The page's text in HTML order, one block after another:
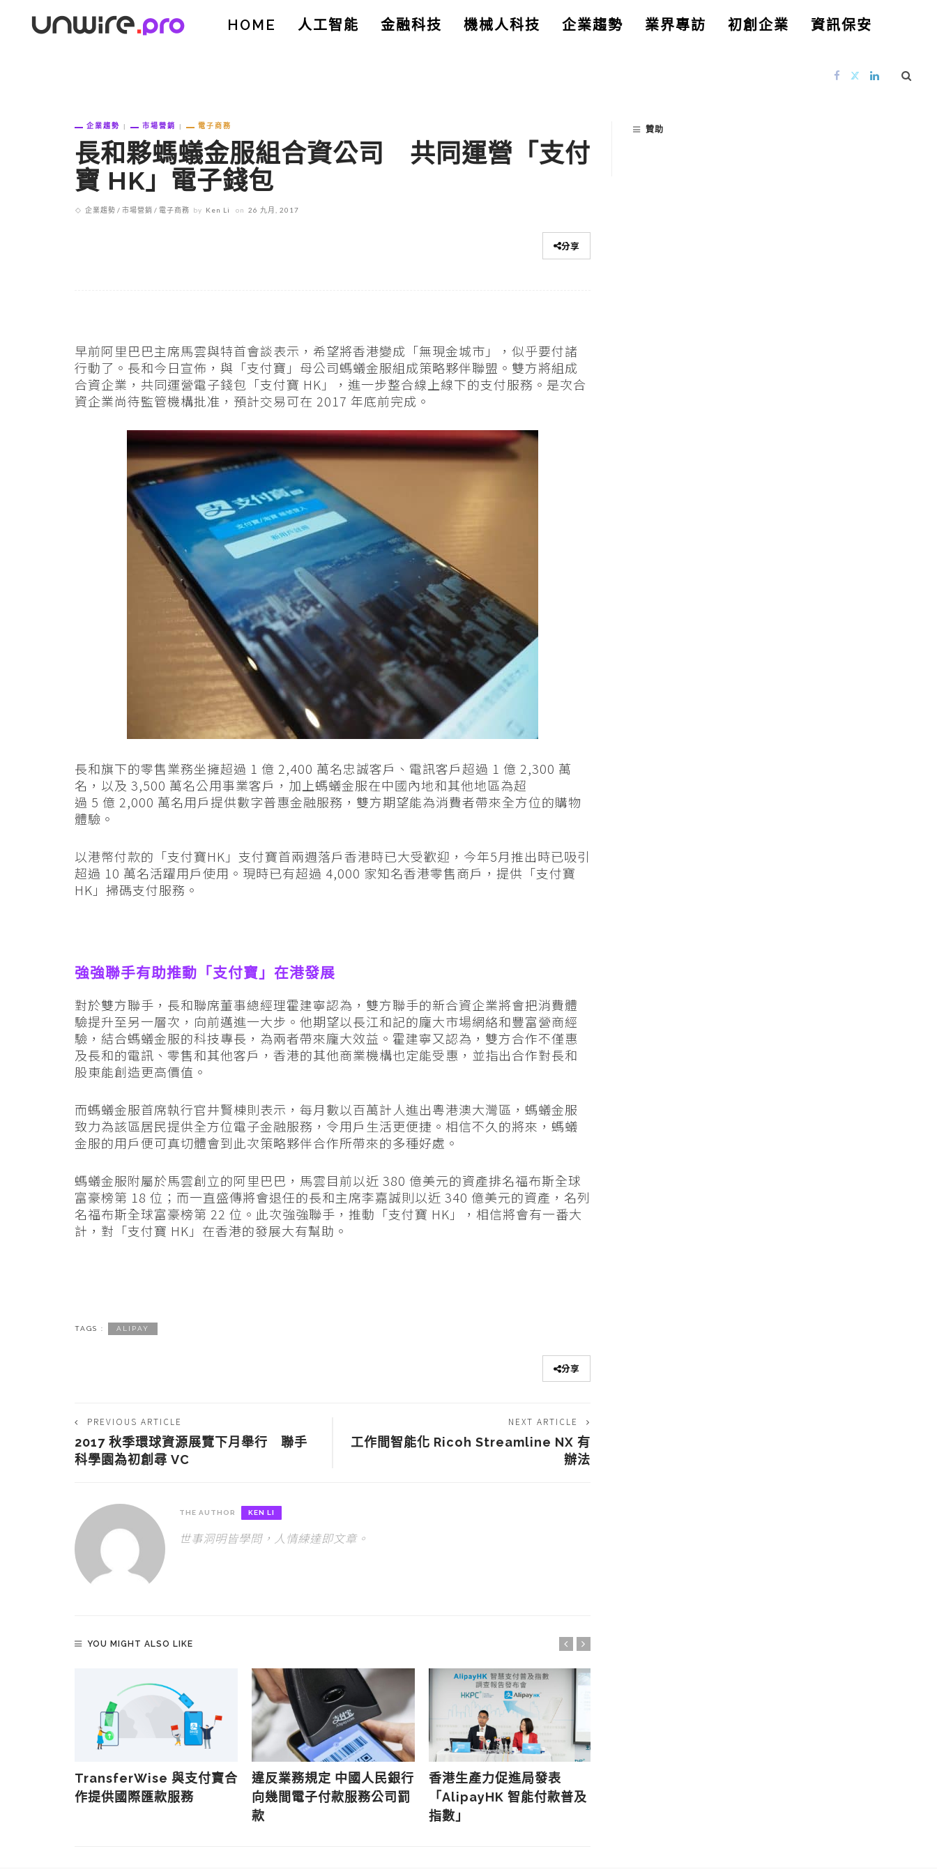
HOME 人工智能 金融科技 機械人科技 企業趨勢 業界專訪 初創企業 資訊保安
企業趨勢 市場營銷 電子商務
長和夥螞蟻金服組合資公司 共同運營「支付
寶 HK」電子錢包
企業趨勢 市場營銷 電子商務 by Ken Li on 26 九月, 2017
分享
早前阿里巴巴主席馬雲與特首會談表示，希望將香港變成「無現金城市」，似乎要付諸
行動了。長和今日宣佈，與「支付寶」母公司螞蟻金服組成策略夥伴聯盟。雙方將組成
合資企業，共同運營電子錢包「支付寶 HK」，進一步整合線上線下的支付服務。是次合
資企業尚待監管機構批准，預計交易可在 2017 年底前完成。
長和旗下的零售業務坐擁超過 1 億 2,400 萬名忠誠客戶、電訊客戶超過 1 億 2,300 萬
名，以及 3,500 萬名公用事業客戶，加上螞蟻金服在中國內地和其他地區為超
過 5 億 2,000 萬名用戶提供數字普惠金融服務，雙方期望能為消費者帶來全方位的購物
體驗。
以港幣付款的「支付寶HK」支付寶首兩週落戶香港時已大受歡迎，今年5月推出時已吸引
超過 10 萬名活躍用戶使用。現時已有超過 4,000 家知名香港零售商戶，提供「支付寶
HK」掃碼支付服務。
強強聯手有助推動「支付寶」在港發展
對於雙方聯手，長和聯席董事總經理霍建寧認為，雙方聯手的新合資企業將會把消費體
驗提升至另一層次，向前邁進一大步。他期望以長江和記的龐大市場網絡和豐富營商經
驗，結合螞蟻金服的科技專長，為兩者帶來龐大效益。霍建寧又認為，雙方合作不僅惠
及長和的電訊、零售和其他客戶，香港的其他商業機構也定能受惠，並指出合作對長和
股東能創造更高價值。
而螞蟻金服首席執行官井賢棟則表示，每月數以百萬計人進出粵港澳大灣區，螞蟻金服
致力為該區居民提供全方位電子金融服務，令用戶生活更便捷。相信不久的將來，螞蟻
金服的用戶便可真切體會到此次策略夥伴合作所帶來的多種好處。
螞蟻金服附屬於馬雲創立的阿里巴巴，馬雲目前以近 380 億美元的資產排名福布斯全球
富豪榜第 18 位；而一直盛傳將會退任的長和主席李嘉誠則以近 340 億美元的資產，名列
名福布斯全球富豪榜第 22 位。此次強強聯手，推動「支付寶 HK」，相信將會有一番大
計，對「支付寶 HK」在香港的發展大有幫助。
TAGS : ALIPAY
分享
PREVIOUS ARTICLE
2017 秋季環球資源展覽下月舉行 聯手
科學園為初創尋 VC
NEXT ARTICLE
工作間智能化 Ricoh Streamline NX 有
辦法
THE AUTHOR KEN LI
世事洞明皆學問，人情練達即文章。
YOU MIGHT ALSO LIKE
TransferWise 與支付寶合
作提供國際匯款服務
違反業務規定 中國人民銀行
向幾間電子付款服務公司罰
款
香港生產力促進局發表
「AlipayHK 智能付款普及
指數」
贊助